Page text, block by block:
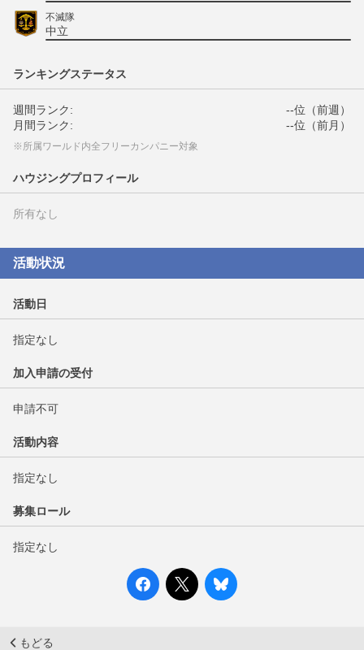
不滅隊
中立
ランキングステータス
週間ランク:
--位（前週）
月間ランク:
--位（前月）
※所属ワールド内全フリーカンパニー対象
ハウジングプロフィール
所有なし
活動状況
活動日
指定なし
加入申請の受付
申請不可
活動内容
指定なし
募集ロール
指定なし
もどる